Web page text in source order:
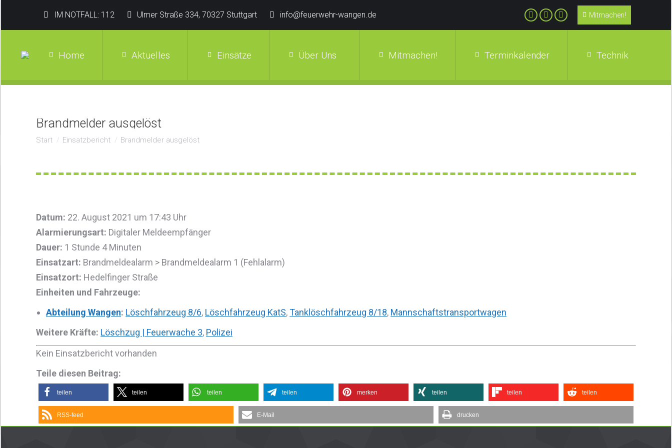
IM NOTFALL: 112 Ulmer Straße 334, 70327 Stuttgart info@feuerwehr-wangen.de Mitmachen!
Home Aktuelles Einsätze Über Uns Mitmachen! Terminkalender Technik
Brandmelder ausgelöst
Sie befinden sich hier:
Start Einsatzbericht Brandmelder ausgelöst
Datum: 22. August 2021 um 17:43 Uhr
Alarmierungsart: Digitaler Meldeempfänger
Dauer: 1 Stunde 4 Minuten
Einsatzart: Brandmeldealarm > Brandmeldealarm 1 (Fehlalarm)
Einsatzort: Hedelfinger Straße
Einheiten und Fahrzeuge:
Abteilung Wangen: Löschfahrzeug 8/6, Löschfahrzeug KatS,Tanklöschfahrzeug 8/18, Mannschaftstransportwagen
Weitere Kräfte: Löschzug | Feuerwache 3, Polizei
Kein Einsatzbericht vorhanden
Teile diesen Beitrag:
teilen teilen teilen teilen merken teilen teilen teilen
RSS-feed E-Mail drucken